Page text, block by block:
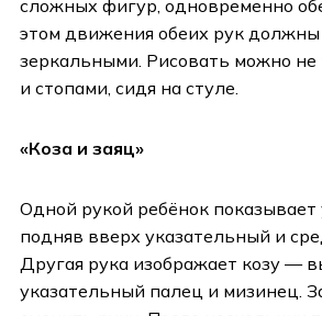
сложных фигур, одновременно
этом движения обеих рук
зеркальными. Рисовать можно не
и стопами, сидя на стуле.
«Коза и заяц»
Одной рукой ребёнок
подняв вверх указательный и
Другая рука изображает козу —
указательный палец и мизинец.